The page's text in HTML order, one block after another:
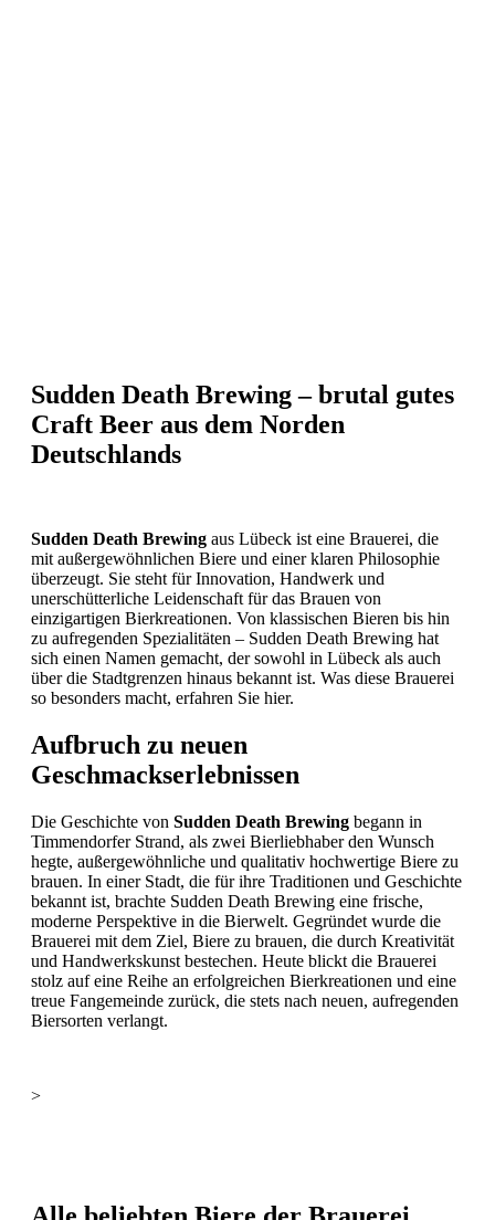
Sudden Death Brewing – brutal gutes
Craft Beer aus dem Norden
Deutschlands
Sudden Death Brewing aus Lübeck ist eine Brauerei, die
mit außergewöhnlichen Biere und einer klaren Philosophie
überzeugt. Sie steht für Innovation, Handwerk und
unerschütterliche Leidenschaft für das Brauen von
einzigartigen Bierkreationen. Von klassischen Bieren bis hin
zu aufregenden Spezialitäten – Sudden Death Brewing hat
sich einen Namen gemacht, der sowohl in Lübeck als auch
über die Stadtgrenzen hinaus bekannt ist. Was diese Brauerei
so besonders macht, erfahren Sie hier.
Aufbruch zu neuen
Geschmackserlebnissen
Die Geschichte von Sudden Death Brewing begann in
Timmendorfer Strand, als zwei Bierliebhaber den Wunsch
hegte, außergewöhnliche und qualitativ hochwertige Biere zu
brauen. In einer Stadt, die für ihre Traditionen und Geschichte
bekannt ist, brachte Sudden Death Brewing eine frische,
moderne Perspektive in die Bierwelt. Gegründet wurde die
Brauerei mit dem Ziel, Biere zu brauen, die durch Kreativität
und Handwerkskunst bestechen. Heute blickt die Brauerei
stolz auf eine Reihe an erfolgreichen Bierkreationen und eine
treue Fangemeinde zurück, die stets nach neuen, aufregenden
Biersorten verlangt.
>